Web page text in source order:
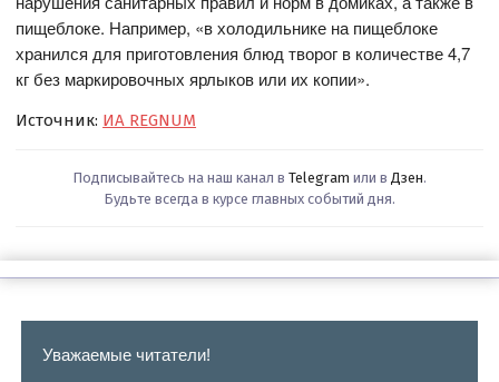
пищеблоке. Например, «в холодильнике на пищеблоке
хранился для приготовления блюд творог в количестве 4,7
кг без маркировочных ярлыков или их копии».
Источник: ИА REGNUM
Подписывайтесь на наш канал в Telegram или в Дзен.
Будьте всегда в курсе главных событий дня.
Уважаемые читатели!